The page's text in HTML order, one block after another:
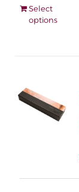
Select
options